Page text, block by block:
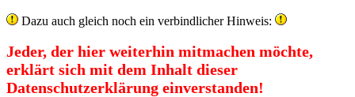
Dazu auch gleich noch ein verbindlicher Hinweis:
Jeder, der hier weiterhin mitmachen möchte,
erklärt sich mit dem Inhalt dieser
Datenschutzerklärung einverstanden!